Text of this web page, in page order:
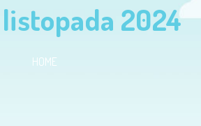
2024
HOME